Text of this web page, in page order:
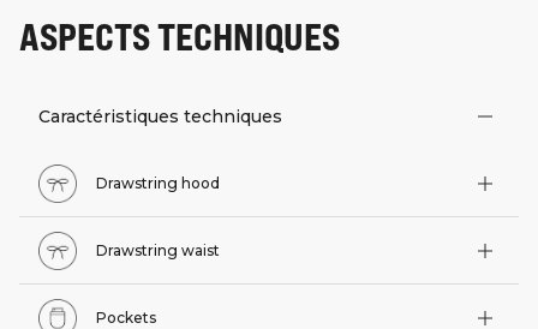
ASPECTS TECHNIQUES
Caractéristiques techniques
Drawstring hood
Drawstring waist
Pockets